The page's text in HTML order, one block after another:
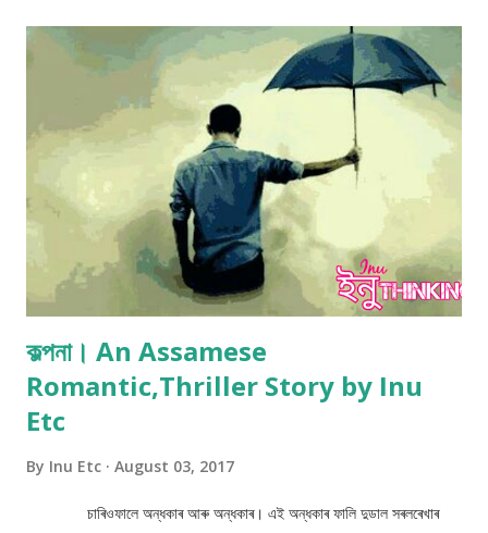
কল্পনা। An Assamese
Romantic,Thriller Story by Inu
Etc
By Inu Etc August 03, 2017
চাৰিওফালে অন্ধকাৰ আৰু অন্ধকাৰ। এই অন্ধকাৰ ফালি দুডাল সৰলৰেখাৰ